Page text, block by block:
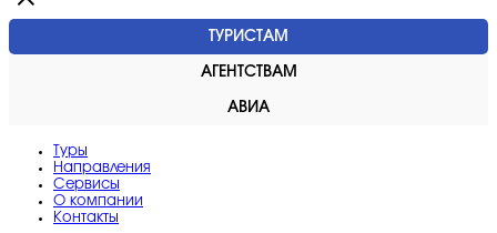
ТУРИСТАМ
АГЕНТСТВАМ
АВИА
Туры
Направления
Сервисы
O компании
Контакты